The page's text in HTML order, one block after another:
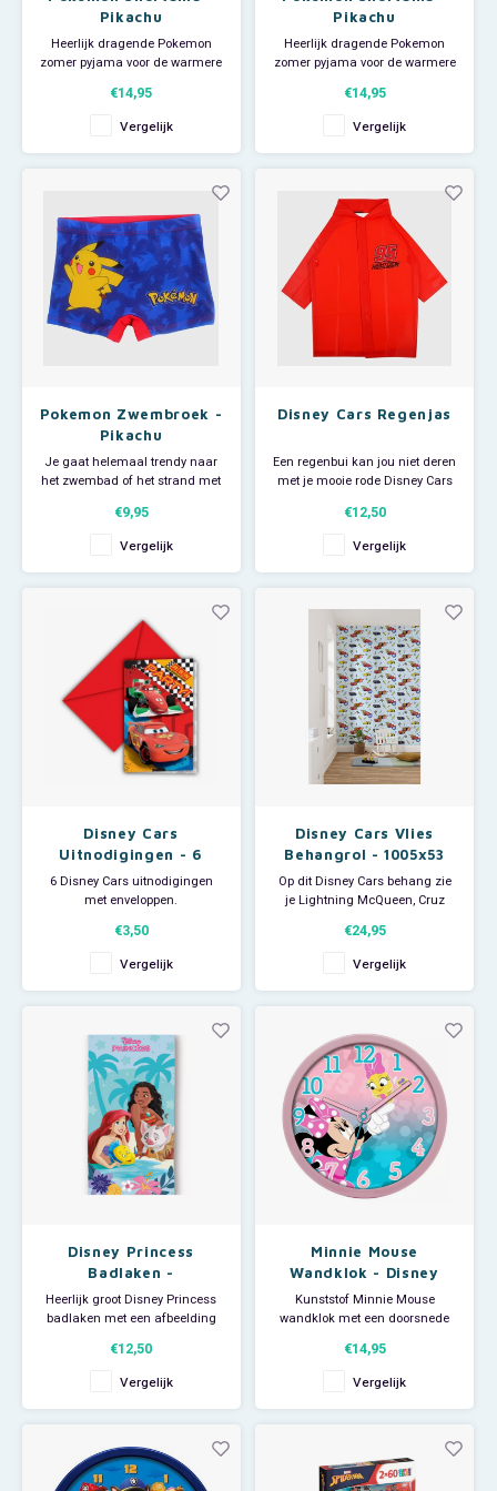
Pikachu
Heerlijk dragende Pokemon
zomer pyjama voor de warmere
Pikachu shortama heeft korte
mouwen en een short. Op het
shirt staat een afbeelding van
Pikachu en op de short staat het
shortama is ook superleuk om
te dr
€14,95
Vergelijk
Pikachu
Heerlijk dragende Pokemon
zomer pyjama voor de warmere
Pikachu shortama heeft korte
mouwen en een short. Op het
shirt staat een afbeelding van
Pikachu en op de short staat het
shortama is ook superleuk om
te dr
€14,95
Vergelijk
Pokemon Zwembroek -
Pikachu
Je gaat helemaal trendy naar
het zwembad of het strand met
zwembroek van Pikachu.
Materiaal: 88% polyester en 12%
elastan.
€9,95
Vergelijk
Disney Cars Regenjas
Een regenbui kan jou niet deren
met je mooie rode Disney Cars
heeft op op de voorkant de tekst
'95, lightning McQueen" en op
de achterkant een grote
afbeelding van Bliksem
champ' Materiaal: 100
€12,50
Vergelijk
Disney Cars
Uitnodigingen - 6
Stuks
6 Disney Cars uitnodigingen
met enveloppen.
€3,50
Vergelijk
Disney Cars Vlies
Behangrol - 1005x53
cm - Let's Race
Op dit Disney Cars behang zie
je Lightning McQueen, Cruz
de Disney Pixar's Cars films. Ze
zijn omringd door iconische
elementen zoals geblokte
vlaggen en winnaarstroffeeën. -
- Patroon/Rappo
€24,95
Vergelijk
Disney Princess
Badlaken -
Sneldrogend
Heerlijk groot Disney Princess
badlaken met een afbeelding
met Botje en Vaiana met Pua.
De vrolijke Disney handdoek is
ideaal voor thuisgebruik, voor bij
de zwemles en groot genoeg
gebruiken als je naa
€12,50
Vergelijk
Minnie Mouse
Wandklok - Disney
Kunststof Minnie Mouse
wandklok met een doorsnede
batterij (niet mee geleverd).
€14,95
Vergelijk